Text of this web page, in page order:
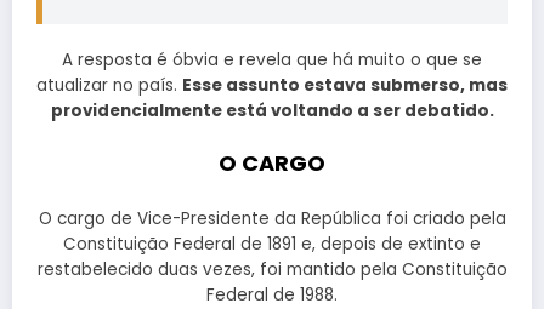
A resposta é óbvia e revela que há muito o que se
atualizar no país. Esse assunto estava submerso, mas
providencialmente está voltando a ser debatido.
O CARGO
O cargo de Vice-Presidente da República foi criado pela
Constituição Federal de 1891 e, depois de extinto e
restabelecido duas vezes, foi mantido pela Constituição
Federal de 1988.